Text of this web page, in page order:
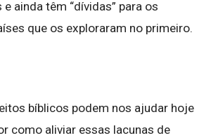
ainda têm “dívidas” para os
que os exploraram no primeiro.
bíblicos podem nos ajudar hoje
como aliviar essas lacunas de